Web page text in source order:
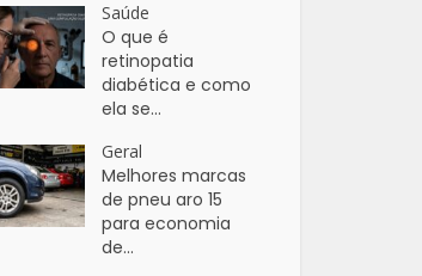
Saúde
O que é
retinopatia
diabética e como
ela se...
Geral
Melhores marcas
de pneu aro 15
para economia
de...